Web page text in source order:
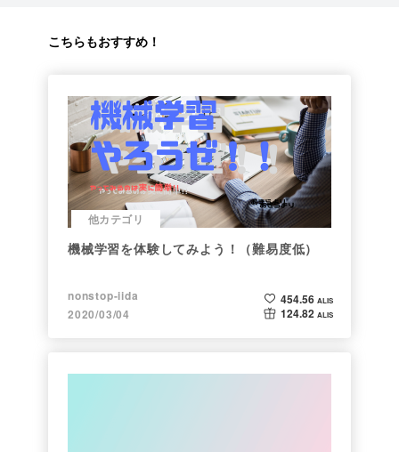
こちらもおすすめ！
他カテゴリ
機械学習を体験してみよう！（難易度低）
nonstop-iida
2020/03/04
454.56 ALIS
124.82 ALIS